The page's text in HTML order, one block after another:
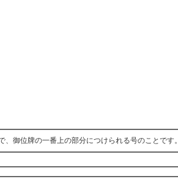
、御位牌の一番上の部分につけられる号のことです。